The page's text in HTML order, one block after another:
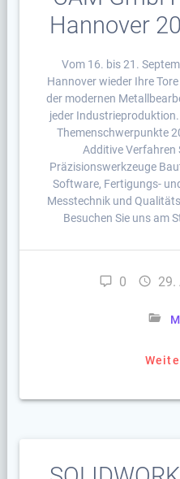
Hannover
Vom 16. bis 21.
Hannover wieder Ihre
der modernen
jeder
Themenschwerpunkte
Additive Verfahren
Präzisionswerkzeuge
Software, Fertigungs-
Messtechnik und
Besuchen Sie uns am
0 29.